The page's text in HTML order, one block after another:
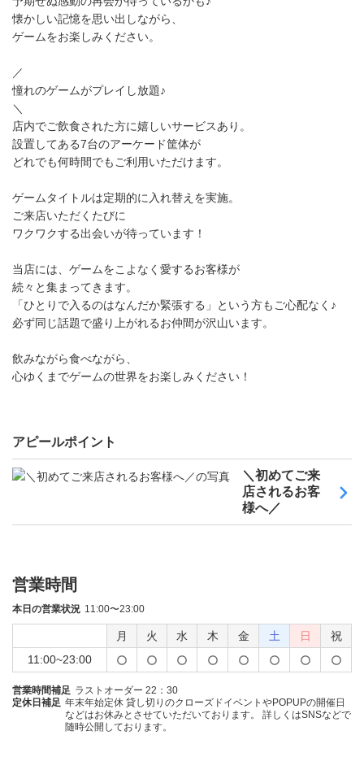
懐かしい記憶を思い出しながら、
ゲームをお楽しみください。
／
憧れのゲームがプレイし放題♪
＼
店内でご飲食された方に嬉しいサービスあり。
設置してある7台のアーケード筐体が
どれでも何時間でもご利用いただけます。
ゲームタイトルは定期的に入れ替えを実施。
ご来店いただくたびに
ワクワクする出会いが待っています！
当店には、ゲームをこよなく愛するお客様が
続々と集まってきます。
「ひとりで入るのはなんだか緊張する」という方もご心配なく♪
必ず同じ話題で盛り上がれるお仲間が沢山います。
飲みながら食べながら、
心ゆくまでゲームの世界をお楽しみください！
アピールポイント
＼初めてご来
店されるお客
様へ／
営業時間
本日の営業状況 11:00〜23:00
月 火 水 木 金 土 日
祝
11:00~23:00
営業時間補足 ラストオーダー 22：30
定休日補足 年末年始定休 貸し切りのクローズドイベントやPOPUPの開催日
などはお休みとさせていただいております。 詳しくはSNSなどで
随時公開しております。